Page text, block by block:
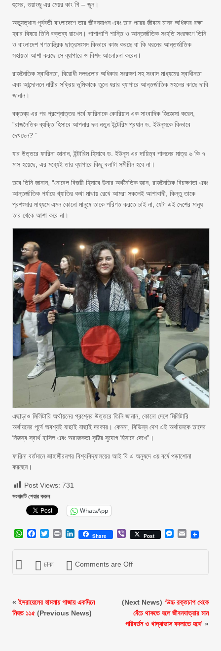
হুসের, গুয়াংজু এর মেয়র কাং গি – জুন।
অভ্যুত্থান পূর্ববর্তী বাংলাদেশে তার জীবনযাপন এবং তার পরের জীবনে মানব অধিকার রক্ষা
হবার বিষয়ে তিনি বক্তব্য রাখেন। পাশাপাশি শান্তি ও আন্তর্জাতিক সংহতি সংরক্ষণে তিনি
ও বাংলাদেশ গণতান্ত্রিক ছাত্রসংসদ কিভাবে কাজ করছে বা কি ধরনের আন্তর্জাতিক
সহায়তা আশা করছে সে ব্যাপারে ও বিশদ আলোচনা করেন।
রাজনৈতিক স্বাধীনতা, বিরোধী দলগুলোর অধিকার সংরক্ষণ সহ সংবাদ মাধ্যমের স্বাধীনতা
এবং আন্দোলনে নারীর সক্রিয় ভূমিকাকে তুলে ধরার ব্যাপারে আন্তর্জাতিক মহলের কাছে দাবি
জানান।
বক্তব্য এর পর প্রশ্নোত্তর পর্বে ফারিনাকে কোরিয়ান এক সাংবাদিক জিজ্ঞেসা করেন,
“রাজনৈতিক ব্যক্তি হিসাবে আপনার দল নতুন ইন্টেরিম প্রধান ড. ইউনূসকে কিভাবে
দেখছেন? ”
যার উত্তরে ফারিনা জানান, ইন্টারিম হিসাবে ড. ইউনূস এর দায়িত্ব পালনের মাত্র ৬ কি ৭
মাস হয়েছে, এর মধ্যেই তার ব্যাপারে কিছু বলাটা সমীচীন হবে না।
তবে তিনি জানান, “নোবেল বিজয়ী হিসাবে উনার অর্থনৈতিক জ্ঞান, রাজনৈতিক বিচক্ষণতা এবং
আন্তর্জাতিক পর্যায়ে খ্যাতির কথা মাথায় রেখে আমরা সকলেই আশাবাদী, কিন্তু তাকে
প্রশংসার মাধ্যমে এমন কোনো মানুষে তাকে পরিণত করতে চাই না, যেটা এই দেশের মানুষ
তার থেকে আশা করে না।
এছাড়াও মিলিটারি অর্থায়নের প্রশ্নের উত্তরে তিনি জানান, কোনো দেশে মিলিটারি
অর্থায়নের পূর্বে অবশ্যই যাছাই বাছাই দরকার। কেননা, বিভিন্ন দেশ এই অর্থায়নকে তাদের
নিজস্ব স্বার্থ হাসিল এবং অরাজকতা সৃষ্টির সুযোগ হিসাবে দেখে”।
ফারিনা বর্তমানে জাহাঙ্গীরনগর বিশ্ববিদ্যালয়ের আই বি এ অনুষদে ৩য় বর্ষে পড়াশোনা
করছেন।
Post Views: 731
সংবাদটি শেয়ার করুন
WhatsApp
WhatsApp
Facebook
Twitter
Print LinkedIn
Share ViberPost Messenger
Email
ঢাকা Comments are Off
«ইসরায়েলের হামলায় গাজায় একদিনে
নিহত ১১৫ (Previous News)
(Next News) ‘উচ্চ রক্তচাপ থেকে
বেঁচে থাকতে হলে জীবনযাত্রার মান
পরিবর্তন ও খাদ্যাভাস বদলাতে হবে’ »